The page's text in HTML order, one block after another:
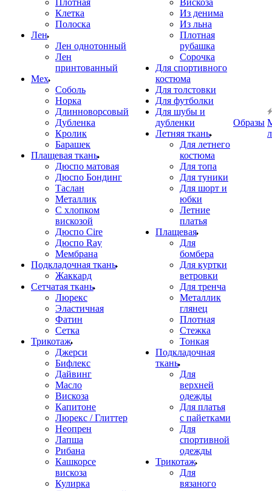
Плотная
Клетка
Полоска
Лен
Лен однотонный
Лен
принтованный
Мех
Соболь
Норка
Длинноворсовый
Дубленка
Кролик
Барашек
Плащевая ткань
Дюспо матовая
Дюспо Бондинг
Таслан
Металлик
С хлопком
вискозой
Дюспо Cire
Дюспо Ray
Мембрана
Подкладочная ткань
Жаккард
Сетчатая ткань
Люрекс
Эластичная
Фатин
Сетка
Трикотаж
Джерси
Бифлекс
Дайвинг
Масло
Вискоза
Капитоне
Люрекс / Глиттер
Неопрен
Лапша
Рибана
Кашкорсе
вискоза
Кулирка
Вискоза
Из денима
Из льна
Плотная
рубашка
Сорочка
Для спортивного
костюма
Для толстовки
Для футболки
Для шубы и
дубленки
Летняя ткань
Для летнего
костюма
Для топа
Для туники
Для шорт и
юбки
Летние
платья
Плащевая
Для
бомбера
Для куртки
ветровки
Для тренча
Металлик
глянец
Плотная
Стежка
Тонкая
Подкладочная
ткань
Для
верхней
одежды
Для платья
с пайетками
Для
спортивной
одежды
Трикотаж
Для
вязаного
Образы